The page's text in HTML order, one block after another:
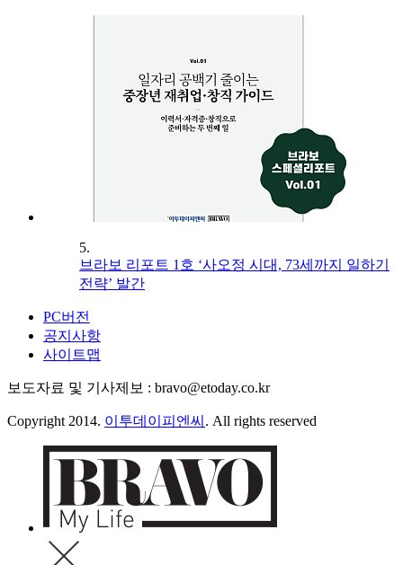
5.
브라보 리포트 1호 ‘사오정 시대, 73세까지 일하기
전략’ 발간
PC버전
공지사항
사이트맵
보도자료 및 기사제보 : bravo@etoday.co.kr
Copyright 2014. 이투데이피엔씨 . All rights reserved